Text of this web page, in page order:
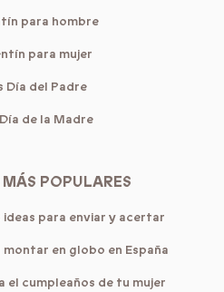
para hombre
para mujer
Día del Padre
de la Madre
POPULARES
ideas para enviar y acertar
en globo en España
el cumpleaños de tu mujer